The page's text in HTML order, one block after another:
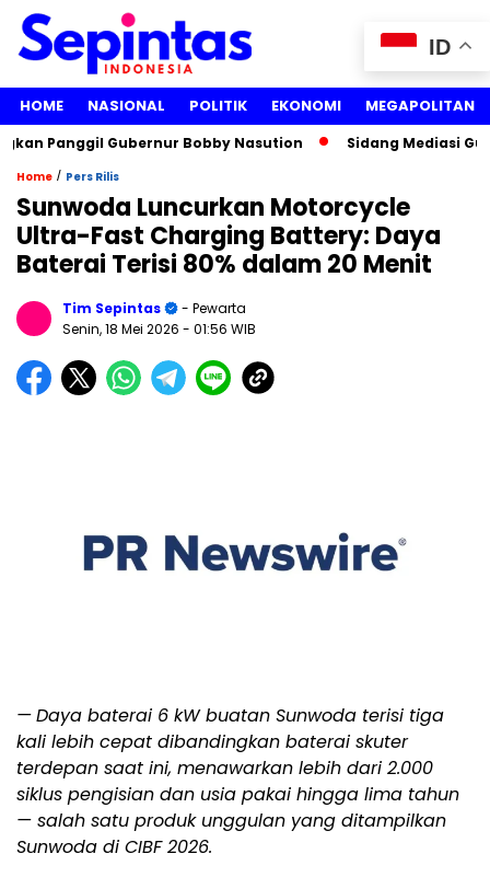
HOME NASIONAL POLITIK EKONOMI MEGAPOLITAN
Panggil Gubernur Bobby Nasution Sidang Mediasi
Home / Pers Rilis
Sunwoda Luncurkan Motorcycle
Ultra-Fast Charging Battery: Daya
Baterai Terisi 80% dalam 20 Menit
Tim Sepintas
- Pewarta
Senin, 18 Mei 2026 - 01:56 WIB
—Daya baterai 6 kW buatan Sunwoda terisi tiga
kali lebih cepat dibandingkan baterai skuter
terdepan saat ini, menawarkan lebih dari 2.000
siklus pengisian dan usia pakai hingga lima tahun
— salah satu produk unggulan yang ditampilkan
Sunwoda di CIBF 2026.
ID